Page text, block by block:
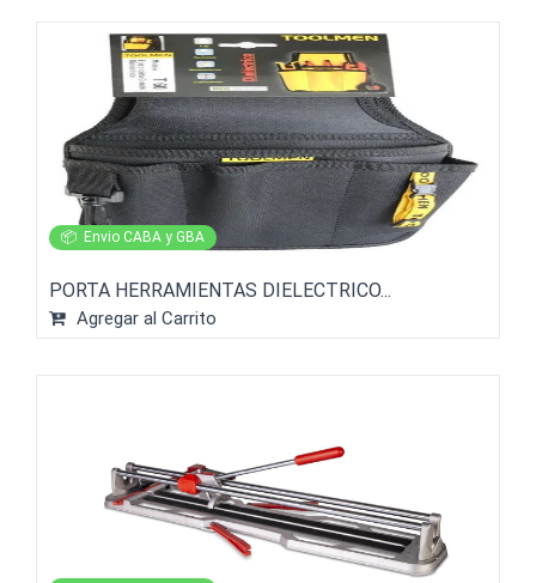
📦 Envio CABA y GBA
PORTA HERRAMIENTAS DIELECTRICO...
Agregar al Carrito